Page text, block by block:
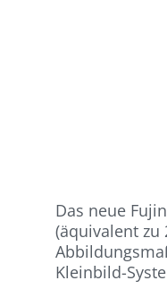
Das neue
(äquivalent zu
Kleinbild-